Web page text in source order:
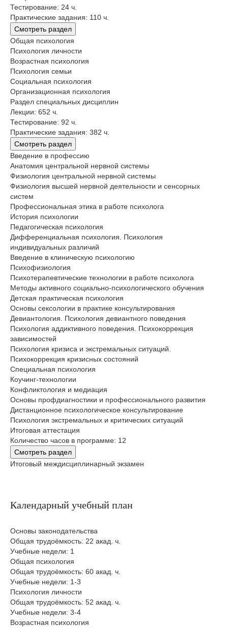
Тестирование: 24 ч.
Практические задания: 110 ч.
Смотреть раздел
Общая психология
Психология личности
Возрастная психология
Психология семьи
Социальная психология
Организационная психология
Раздел специальных дисциплин
Лекции: 652 ч.
Тестирование: 92 ч.
Практические задания: 382 ч.
Смотреть раздел
Введение в профессию
Анатомия центральной нервной системы
Физиология центральной нервной системы
Физиология высшей нервной деятельности и сенсорных
систем
Профессиональная этика в работе психолога
История психологии
Педагогическая психология
Дифференциальная психология. Психология
индивидуальных различий
Введение в клиническую психологию
Психофизиология
Психотерапевтические технологии в работе психолога
Методы активного социально-психологического обучения
Детская практическая психология
Основы сексологии в практике консультирования
Девиантология. Психология девиантного поведения
Психология аддиктивного поведения. Психокоррекция
зависимостей
Психология кризиса и экстремальных ситуаций.
Психокоррекция кризисных состояний
Специальная психология
Коучинг-технологии
Конфликтология и медиация
Основы профдиагностики и профессионального развития
Дистанционное психологическое консультирование
Психология экстремальных и критических ситуаций
Итоговая аттестация
Количество часов в программе: 12
Смотреть раздел
Итоговый междисциплинарный экзамен
Календарный учебный план
Основы законодательства
Общая трудоёмкость: 22 акад. ч.
Учебные недели: 1
Общая психология
Общая трудоёмкость: 60 акад. ч.
Учебные недели: 1-3
Психология личности
Общая трудоёмкость: 52 акад. ч.
Учебные недели: 3-4
Возрастная психология